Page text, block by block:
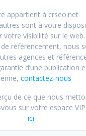
appartient à crseo.net
sont à votre
votre visibilité sur le web.
de référencement, nous
agences et
d’une publication
contactez-nous
de ce que nous
sur votre espace VIP
ici